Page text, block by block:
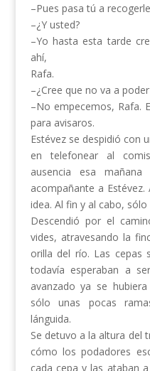
–Pues pasa tú a
–¿Y usted?
–Yo hasta esta tarde
ahí,
Rafa.
–¿Cree que no va a
–No empecemos, Rafa.
para avisaros.
Estévez se despidió con
en telefonear al
ausencia esa
acompañante a
idea. Al fin y al cabo,
Descendió por el
vides, atravesando la
orilla del río. Las cepas
todavía esperaban a
avanzado ya se
sólo unas pocas
lánguida.
Se detuvo a la altura del
cómo los podadores
cada cepa y las ataban